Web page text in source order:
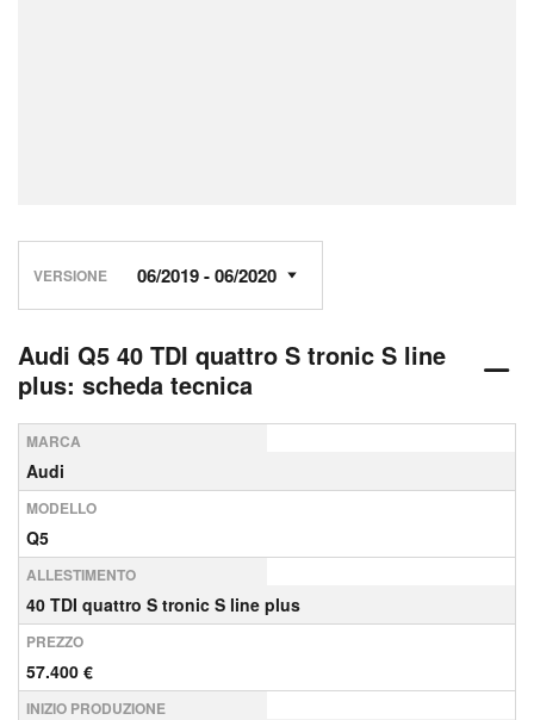
VERSIONE
Audi Q5 40 TDI quattro S tronic S line
plus: scheda tecnica
MARCA
Audi
MODELLO
Q5
ALLESTIMENTO
40 TDI quattro S tronic S line plus
PREZZO
57.400 €
INIZIO PRODUZIONE